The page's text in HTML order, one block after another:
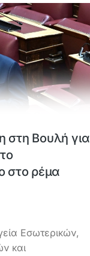
στη Βουλή για
στο ρέμα
Εσωτερικών,
και